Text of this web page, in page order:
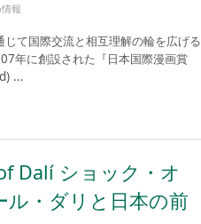
報
て国際交流と相互理解の輪を広げる
年に創設された『日本国際漫画賞
...
Dalí ショック・オ
・ダリと日本の前